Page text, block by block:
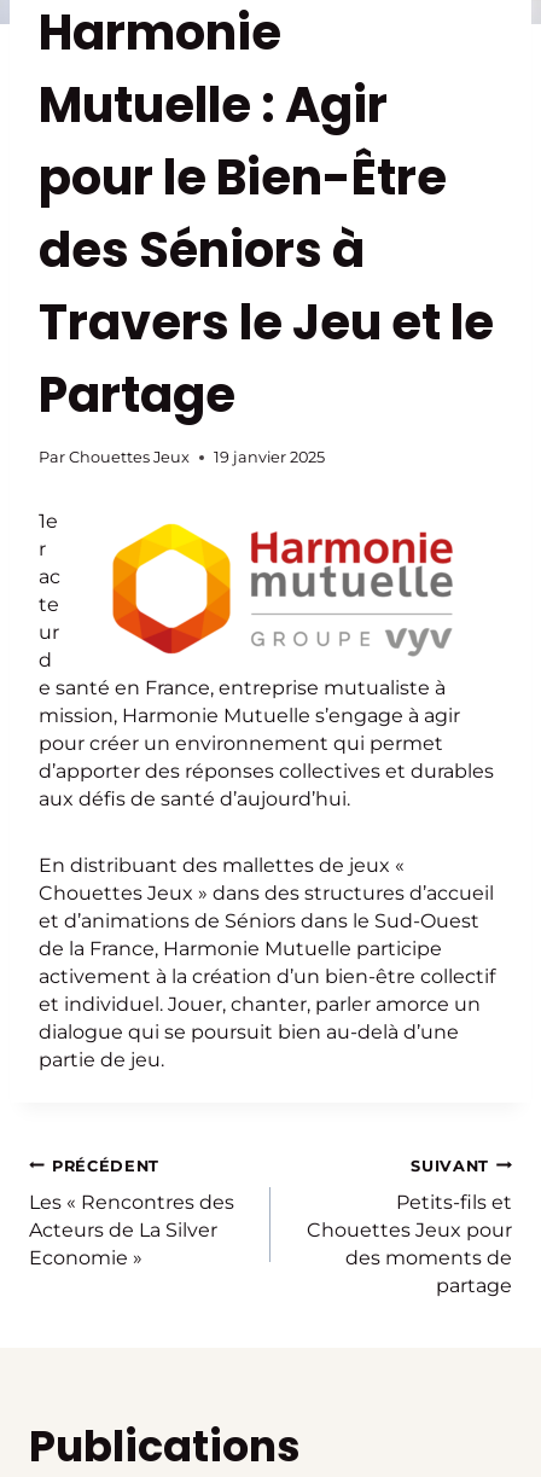
Harmonie
Mutuelle : Agir
pour le Bien-Être
des Séniors à
Travers le Jeu et le
Partage
Par Chouettes Jeux 19 janvier 2025
1e
r
ac
te
ur
d
e santé en France, entreprise mutualiste à
mission, Harmonie Mutuelle s’engage à agir
pour créer un environnement qui permet
d’apporter des réponses collectives et durables
aux défis de santé d’aujourd’hui.
En distribuant des mallettes de jeux «
Chouettes Jeux » dans des structures d’accueil
et d’animations de Séniors dans le Sud-Ouest
de la France, Harmonie Mutuelle participe
activement à la création d’un bien-être collectif
et individuel. Jouer, chanter, parler amorce un
dialogue qui se poursuit bien au-delà d’une
partie de jeu.
Navigation
de
PRÉCÉDENT
Les « Rencontres des
Acteurs de La Silver
Economie »
SUIVANT
Petits-fils et
Chouettes Jeux pour
des moments de
partage
Publications